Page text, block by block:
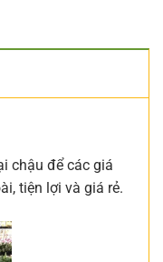
chậu để các giá
tiện lợi và giá rẻ.